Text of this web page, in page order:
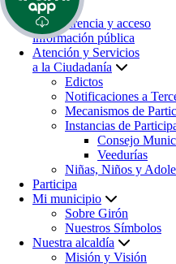
Inicio
Transparencia y acceso
información pública
Atención y Servicios
a la Ciudadanía
Edictos
Notificaciones a
Mecanismos de
Instancias de
Consejo
Veedurías
Niñas, Niños y
Participa
Mi municipio
Sobre Girón
Nuestros Símbolos
Nuestra alcaldía
Misión y Visión